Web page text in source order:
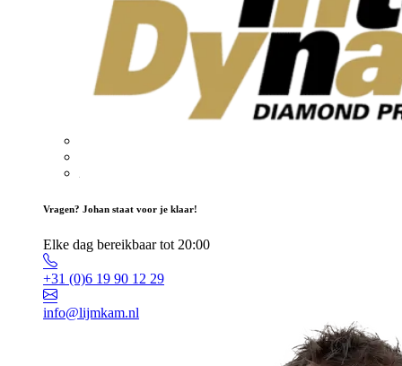
Vragen? Johan staat voor je klaar!
Elke dag bereikbaar tot 20:00
+31 (0)6 19 90 12 29
info@lijmkam.nl